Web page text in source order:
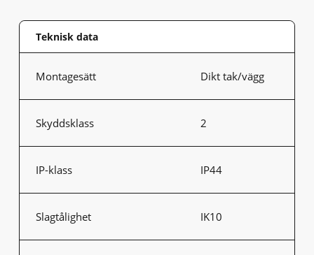
Teknisk data
Montagesätt Dikt tak/vägg
Skyddsklass 2
IP-klass IP44
Slagtålighet IK10